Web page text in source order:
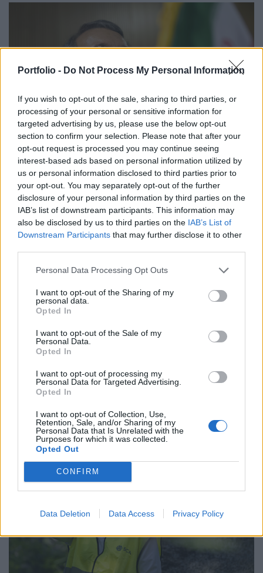
Portfolio - Do Not Process My Personal Information
If you wish to opt-out of the sale, sharing to third parties, or
processing of your personal or sensitive information for
targeted advertising by us, please use the below opt-out
section to confirm your selection. Please note that after your
opt-out request is processed you may continue seeing
interest-based ads based on personal information utilized by
us or personal information disclosed to third parties prior to
your opt-out. You may separately opt-out of the further
disclosure of your personal information by third parties on the
IAB’s list of downstream participants. This information may
also be disclosed by us to third parties on the IAB’s List of
Downstream Participants that may further disclose it to other
Personal Data Processing Opt Outs
I want to opt-out of the Sharing of my
personal data.
Opted In
I want to opt-out of the Sale of my
Personal Data.
Opted In
I want to opt-out of processing my
Personal Data for Targeted Advertising.
Opted In
I want to opt-out of Collection, Use,
Retention, Sale, and/or Sharing of my
Personal Data that Is Unrelated with the
Purposes for which it was collected.
Opted Out
CONFIRM
Data Deletion Data Access Privacy Policy
GLOBÁL
Kiderült, hogy akadtak rá az amerikaiak az
iszlamista rezsim egyik legbefolyásosabb
vezetőjére
Végzetes hibát véthettek.
PORTFOLIO SIGNATURE
Itt a jelzés: a profik szerint ezt a magyar
részvényt kell most megvenni!
24 százalékos ugrás jöhet.